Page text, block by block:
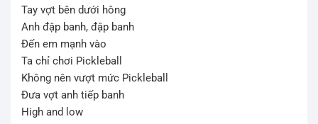
Tay vợt bên dưới hông
Anh đập banh, đập banh
Đến em mạnh vào
Ta chỉ chơi Pickleball
Không nên vượt mức Pickleball
Đưa vợt anh tiếp banh
High and low